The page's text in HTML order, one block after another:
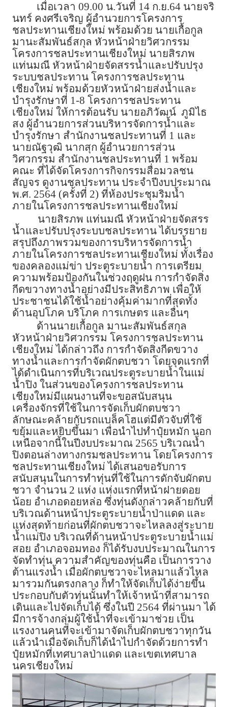
เมื่อเวลา 09.00 น.วันที่ 14 ก.ย.64 นายจริ
นทร์ คงศรีเจริญ ผู้อำนวยการโครงการ
ชลประทานเชียงใหม่ พร้อมด้วย นายเกื้อกูล
มานะสัมพันธ์สกุล หัวหน้าฝ่ายวิศวกรรม
โครงการชลประทานเชียงใหม่ นายสิรภพ
แท่นมณี หัวหน้าฝ่ายจัดสรรน้ำและปรับปรุง
ระบบชลประทาน โครงการชลประทาน
เชียงใหม่ พร้อมด้วยหัวหน้าฝ่ายส่งน้ำและ
บำรุงรักษาที่ 1-8 โครงการชลประทาน
เชียงใหม่ ให้การต้อนรับ นายอภิวัฒน์ ภูมิไธ
สง ผู้อำนวยการส่วนบริหารจัดการน้ำและ
บำรุงรักษา สำนักงานชลประทานที่ 1 และ
นายณัฐวุฒิ นากสุก ผู้อำนวยการส่วน
วิศวกรรม สำนักงานชลประทานที่ 1 พร้อม
คณะ ที่ได้จัดโครงการกิจกรรมสื่อมวลชน
สัญจร ดูงานชลประทาน ประจำปีงบประมาณ
พ.ศ. 2564 (ครั้งที่ 2) ที่ห้องประชุมริมน้ำ
ภายในโครงการชลประทานเชียงใหม่
นายสิรภพ แท่นมณี หัวหน้าฝ่ายจัดสรร
น้ำและปรับปรุงระบบชลประทาน ได้บรรยาย
สรุปถึงภาพรวมของการบริหารจัดการน้ำ
ภายในโครงการชลประทานเชียงใหม่ ทั้งเรื่อง
ของคลองแม่ข่า ประตูระบายน้ำ การเตรียม
ความพร้อมป้องกันในช่วงฤดูฝน การกำจัดสิ่ง
กีดขวางทางน้ำอย่างมีประสิทธิภาพ เพื่อให้
ประชาชนได้ใช้น้ำอย่างคุ้มค่ามากที่สุดทั้ง
ด้านอุปโภค บริโภค การเกษตร และอื่นๆ
ด้านนายเกื้อกูล มานะสัมพันธ์สกุล
หัวหน้าฝ่ายวิศวกรรม โครงการชลประทาน
เชียงใหม่ ได้กล่าวถึง การกำจัดสิ่งกีดขวาง
ทางน้ำและการกำจัดผักตบชวา โดยจุดแรกที่
ได้ดำเนินการที่บริเวณประตูระบายน้ำในแม่
น้ำปิง ในส่วนของโครงการชลประทาน
เชียงใหม่มีแผนงานที่จะขอสนับสนุน
เครื่องจักรที่ใช้ในการจัดเก็บผักตบชวา
ลักษณะคล้ายกับรถแบล็คโฮแต่มีตัวจับที่ใช้
ขยุ้มและหยิบขึ้นมา เพื่อนำไปทำปุ๋ยหมัก นอก
เหนือจากนี้ในปีงบประมาณ 2565 บริเวณน้ำ
ปิงตอนล่างทางกรมชลประทาน โดยโครงการ
ชลประทานเชียงใหม่ ได้เสนอขอรับการ
สนับสนุนในการทำทุ่นที่ใช้ในการดักจับผักตบ
ชวา จำนวน 2 แห่ง แห่งแรกที่หน้าฝายดอย
น้อย อำเภอดอยหล่อ ซึ่งทุ่นดังกล่าวคล้ายกับที่
บริเวณด้านหน้าประตูระบายน้ำป่าแดด และ
แห่งสุดท้ายก่อนที่ผักตบชวาจะไหลลงสู่ระบาย
น้ำแม่ปิง บริเวณที่ด้านหน้าประตูระบายน้ำแม่
สอย อำเภอจอมทอง ก็ได้รับงบประมาณในการ
จัดทำทุ่น ความสำคัญของทุ่นคือ เป็นการวาง
ต้านแรงน้ำ เมื่อผักตบชวาจะไหลมาแล้วไหล
มารวมกันตรงกลาง ก็ทำให้จัดเก็บได้ง่ายขึ้น
ประกอบกับตัวทุ่นนั้นทำให้เจ้าหน้าที่สามารถ
เดินและไปจัดเก็บได้ ซึ่งในปี 2564 ที่ผ่านมา ได้
มีการจ้างกลุ่มผู้ใช้น้ำที่จะเข้ามาช่วย เป็น
แรงงานคนที่จะเข้ามาจัดเก็บผักตบชวาทุกวัน
แล้วนำเมื่อจัดเก็บก็ได้นำไปกำจัดด้วยการทำ
ปุ๋ยหมักที่เทศบาลป่าแดด และเขตเทศบาล
นครเชียงใหม่